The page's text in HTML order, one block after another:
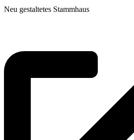
Neu gestaltetes Stammhaus